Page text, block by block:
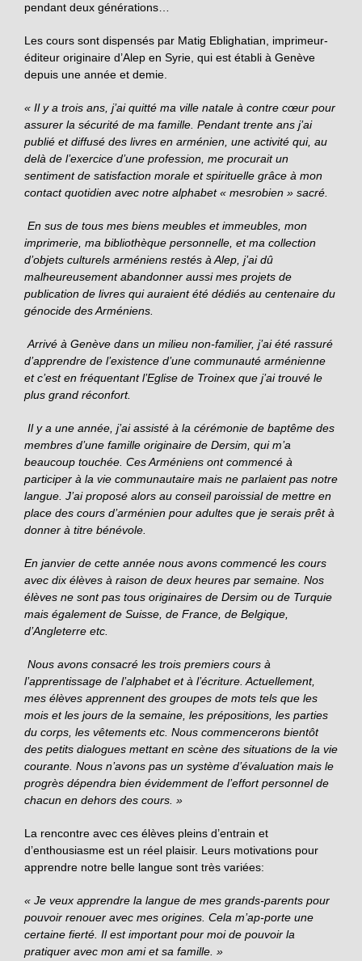
pendant deux générations…
Les cours sont dispensés par Matig Eblighatian, imprimeur-
éditeur originaire d’Alep en Syrie, qui est établi à Genève
depuis une année et demie.
« Il y a trois ans, j’ai quitté ma ville natale à contre cœur pour
assurer la sécurité de ma famille. Pendant trente ans j’ai
publié et diffusé des livres en arménien, une activité qui, au
delà de l’exercice d’une profession, me procurait un
sentiment de satisfaction morale et spirituelle grâce à mon
contact quotidien avec notre alphabet « mesrobien » sacré.
En sus de tous mes biens meubles et immeubles, mon
imprimerie, ma bibliothèque personnelle, et ma collection
d’objets culturels arméniens restés à Alep, j’ai dû
malheureusement abandonner aussi mes projets de
publication de livres qui auraient été dédiés au centenaire du
génocide des Arméniens.
Arrivé à Genève dans un milieu non-familier, j’ai été rassuré
d’apprendre de l’existence d’une communauté arménienne
et c’est en fréquentant l’Eglise de Troinex que j’ai trouvé le
plus grand réconfort.
Il y a une année, j’ai assisté à la cérémonie de baptême des
membres d’une famille originaire de Dersim, qui m’a
beaucoup touchée. Ces Arméniens ont commencé à
participer à la vie communautaire mais ne parlaient pas notre
langue. J’ai proposé alors au conseil paroissial de mettre en
place des cours d’arménien pour adultes que je serais prêt à
donner à titre bénévole.
En janvier de cette année nous avons commencé les cours
avec dix élèves à raison de deux heures par semaine. Nos
élèves ne sont pas tous originaires de Dersim ou de Turquie
mais également de Suisse, de France, de Belgique,
d’Angleterre etc.
Nous avons consacré les trois premiers cours à
l’apprentissage de l’alphabet et à l’écriture. Actuellement,
mes élèves apprennent des groupes de mots tels que les
mois et les jours de la semaine, les prépositions, les parties
du corps, les vêtements etc. Nous commencerons bientôt
des petits dialogues mettant en scène des situations de la vie
courante. Nous n’avons pas un système d’évaluation mais le
progrès dépendra bien évidemment de l’effort personnel de
chacun en dehors des cours. »
La rencontre avec ces élèves pleins d’entrain et
d’enthousiasme est un réel plaisir. Leurs motivations pour
apprendre notre belle langue sont très variées:
« Je veux apprendre la langue de mes grands-parents pour
pouvoir renouer avec mes origines. Cela m’ap-porte une
certaine fierté. Il est important pour moi de pouvoir la
pratiquer avec mon ami et sa famille. »